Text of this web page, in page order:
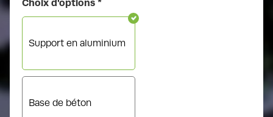
6.2 L
GN (103 HP) ; PL (103 HP)
Choix d'options *
Support en aluminium
Base de béton